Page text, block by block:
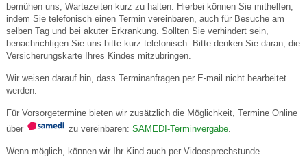
bemühen uns, Wartezeiten kurz zu halten. Hierbei können Sie mithelfen,
indem Sie telefonisch einen Termin vereinbaren, auch für Besuche am
selben Tag und bei akuter Erkrankung. Sollten Sie verhindert sein,
benachrichtigen Sie uns bitte kurz telefonisch. Bitte denken Sie daran, die
Versicherungskarte Ihres Kindes mitzubringen.
Wir weisen darauf hin, dass Terminanfragen per E-mail nicht bearbeitet
werden.
Für Vorsorgetermine bieten wir zusätzlich die Möglichkeit, Termine Online
über
zu vereinbaren: SAMEDI-Terminvergabe.
Wenn möglich, können wir Ihr Kind auch per Videosprechstunde